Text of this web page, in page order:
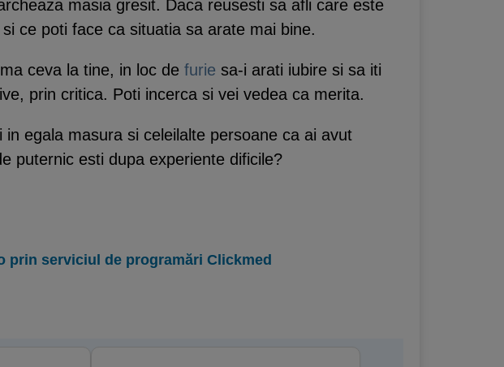
masia gresit. Daca reusesti sa afli care este
ce poti face ca situatia sa arate mai bine.
ceva la tine, in loc de furie sa-i arati iubire si sa iti
prin critica. Poti incerca si vei vedea ca merita.
in egala masura si celeilalte persoane ca ai avut
puternic esti dupa experiente dificile?
prin serviciul de programări Clickmed